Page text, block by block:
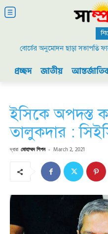
বোর্ডের অনুমোদন ছাড়া সভাপতি
প্রচ্ছদ জাতীয়
ইসিকে অপদস্ত
তালুকদার :
দ্বারা মোহাম্মদ শিপন - March 2, 2021